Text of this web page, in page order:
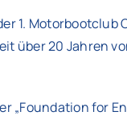
1. Motorbootclub
über 20 Jahren
„Foundation for